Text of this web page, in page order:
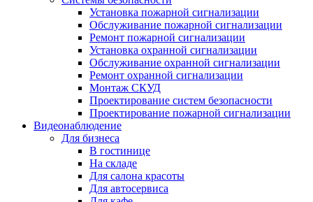
Установка пожарной сигнализации
Обслуживание пожарной сигнализации
Ремонт пожарной сигнализации
Установка охранной сигнализации
Обслуживание охранной сигнализации
Ремонт охранной сигнализации
Монтаж СКУД
Проектирование систем безопасности
Проектирование пожарной сигнализации
Видеонаблюдение
Для бизнеса
В гостинице
На складе
Для салона красоты
Для автосервиса